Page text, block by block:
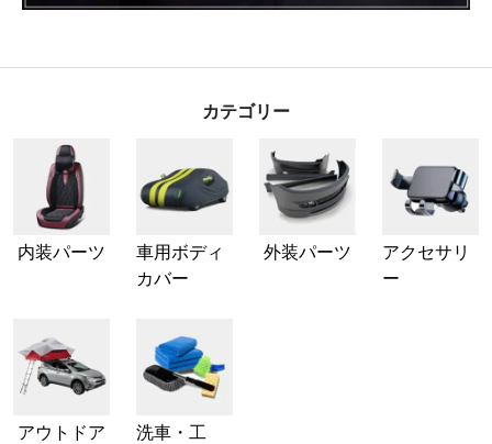
カテゴリー
内装パーツ
車用ボディ
カバー
外装パーツ
アクセサリ
ー
アウトドア
洗車・工